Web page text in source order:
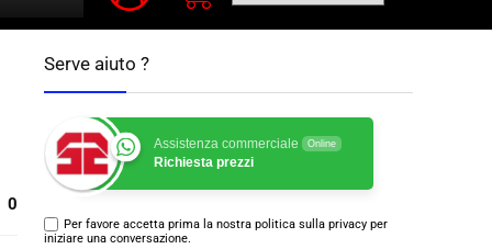
0
Serve aiuto ?
Assistenza commerciale Online
Richiesta prezzi
Per favore accetta prima la nostra politica sulla privacy per
iniziare una conversazione.